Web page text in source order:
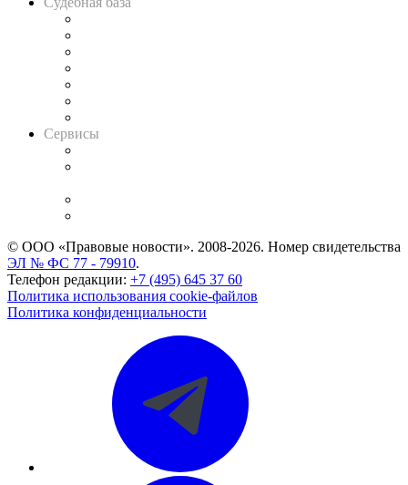
Сервисы
© ООО «Правовые новости». 2008-2026. Номер свидетельства
ЭЛ № ФС 77 - 79910.
Телефон редакции: +7 (495) 645 37 60
Политика использования cookie-файлов
Политика конфиденциальности